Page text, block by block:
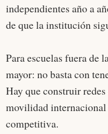
independientes año a
de que la institución
Para escuelas fuera de
mayor: no basta con
Hay que construir
movilidad
competitiva.